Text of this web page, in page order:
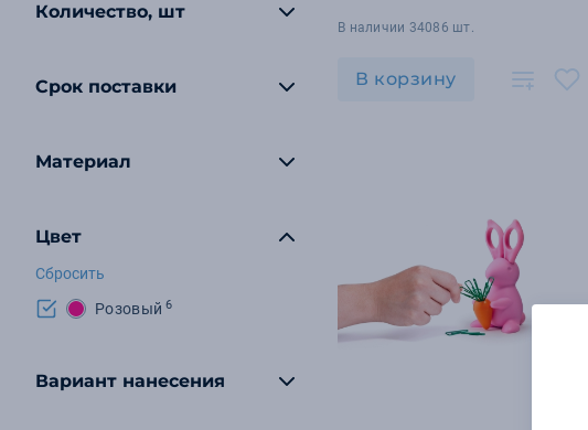
Количество, шт
Срок поставки
Материал
Цвет
Сбросить
Розовый 6
Вариант нанесения
В наличии 34086 шт.
В корзину